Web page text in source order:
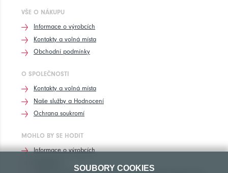
VŠE O NÁKUPU
Informace o výrobcích
Kontakty a volná místa
Obchodní podmínky
O SPOLEČNOSTI
Kontakty a volná místa
Naše služby a Hodnocení
Ochrana soukromí
MOHLO BY SE HODIT
Informace o výrobcích
SOUBORY COOKIES